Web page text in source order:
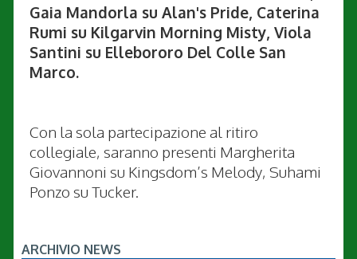
Gaia Mandorla su Alan's Pride, Caterina
Rumi su Kilgarvin Morning Misty, Viola
Santini su Ellebororo Del Colle San
Marco.
Con la sola partecipazione al ritiro
collegiale, saranno presenti Margherita
Giovannoni su Kingsdom’s Melody, Suhami
Ponzo su Tucker.
ARCHIVIO NEWS